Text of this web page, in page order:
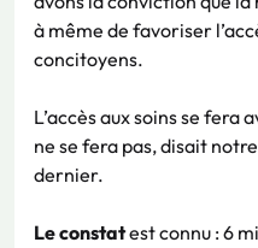
à même de favoriser
concitoyens.
L’accès aux soins se fera
ne se fera pas, disait
dernier.
Le constatest connu : 6